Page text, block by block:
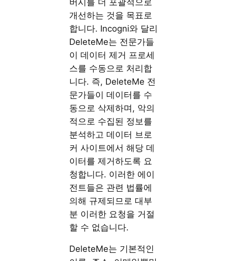
개선하는 것을 목표로
합니다. Incogni와 달리
DeleteMe는 전문가들
이 데이터 제거 프로세
스를 수동으로 처리합
니다. 즉, DeleteMe 전
문가들이 데이터를 수
동으로 삭제하며, 악의
적으로 수집된 정보를
분석하고 데이터 브로
커 사이트에서 해당 데
이터를 제거하도록 요
청합니다. 이러한 에이
전트들은 관련 법률에
의해 규제되므로 대부
분 이러한 요청을 거절
할 수 없습니다.
DeleteMe는 기본적인